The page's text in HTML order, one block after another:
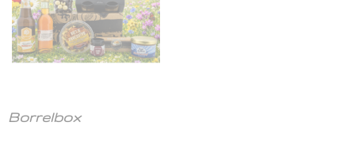
Borrelbox